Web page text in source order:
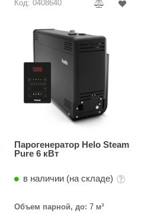
Код: 0408640
Парогенератор Helo Steam
Pure 6 кВт
в наличии (на складе)
Объем парной, до: 7 м³